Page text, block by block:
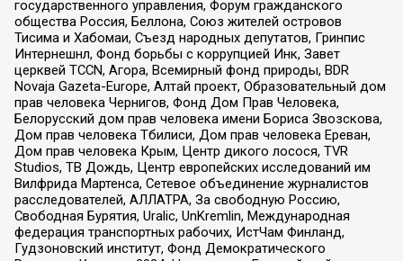
государственного управления, Форум гражданского
общества Россия, Беллона, Союз жителей островов
Тисима и Хабомаи, Съезд народных депутатов, Гринпис
Интернешнл, Фонд борьбы с коррупцией Инк, Завет
церквей TCCN, Агора, Всемирный фонд природы, BDR
Novaja Gazeta-Europe, Алтай проект, Образовательный дом
прав человека Чернигов, Фонд Дом Прав Человека,
Белорусский дом прав человека имени Бориса Звозскова,
Дом прав человека Тбилиси, Дом прав человека Ереван,
Дом прав человека Крым, Центр дикого лосося, TVR
Studios, ТВ Дождь, Центр европейских исследований им
Вилфрида Мартенса, Сетевое объединение журналистов
расследователей, АЛЛАТРА, За свободную Россию,
Свободная Бурятия, Uralic, UnKremlin, Международная
федерация транспортных рабочих, ИстЧам Финланд,
Гудзоновский институт, Фонд Демократического